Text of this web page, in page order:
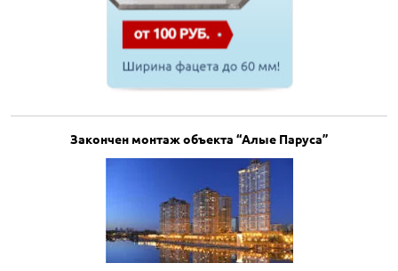
Закончен монтаж объекта “Алые Паруса”